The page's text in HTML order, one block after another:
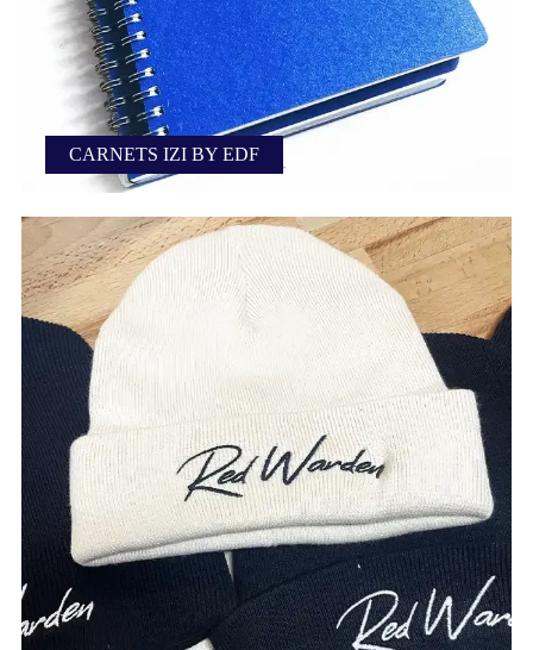
CARNETS IZI BY EDF
Personnalisation de carnets